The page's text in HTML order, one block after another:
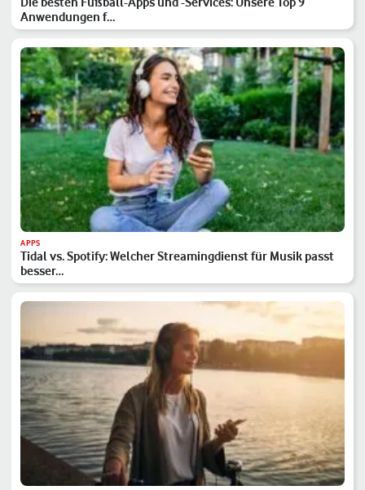
Anwendungen f…
APPS
Tidal vs. Spotify: Welcher Streamingdienst für Musik passt
besser…